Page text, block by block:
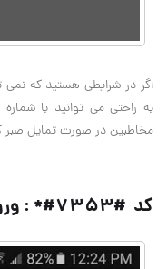
اگر در شرایطی هستید که نمی
به راحتی می توانید با
مخاطبین در صورت تمایل صبر
کد #۷۳۵۳#* : ورود به تنظیمات سریع